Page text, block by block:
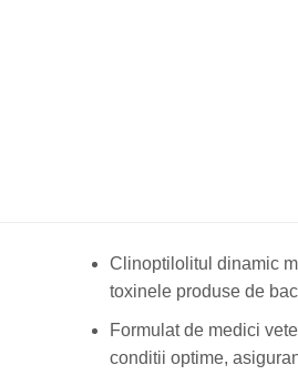
Clinoptilolitul dinamic
toxinele produse de
Formulat de medici
conditii optime,